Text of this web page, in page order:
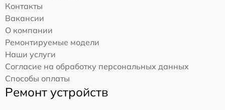
Контакты
Вакансии
О компании
Ремонтируемые модели
Наши услуги
Согласие на обработку персональных данных
Способы оплаты
Ремонт устройств